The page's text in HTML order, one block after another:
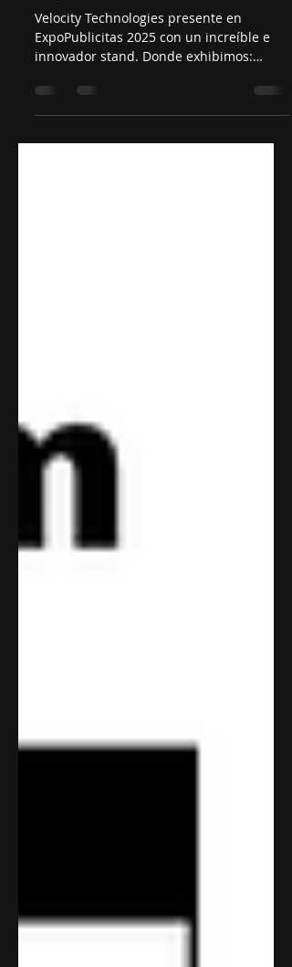
Velocity Technologies presente en
ExpoPublicitas 2025 con un increíble e
innovador stand. Donde exhibimos: